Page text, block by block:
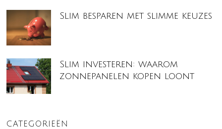
Slim besparen met slimme keuzes
Slim investeren: waarom
zonnepanelen kopen loont
CATEGORIEËN